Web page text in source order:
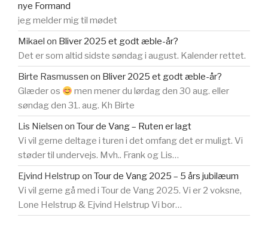
nye Formand
jeg melder mig til mødet
Mikael on Bliver 2025 et godt æble-år?
Det er som altid sidste søndag i august. Kalender rettet.
Birte Rasmussen on Bliver 2025 et godt æble-år?
Glæder os
men mener du lørdag den 30 aug. eller
søndag den 31. aug. Kh Birte
Lis Nielsen on Tour de Vang – Ruten er lagt
Vi vil gerne deltage i turen i det omfang det er muligt. Vi
støder til undervejs. Mvh.. Frank og Lis…
Ejvind Helstrup on Tour de Vang 2025 – 5 års jubilæum
Vi vil gerne gå med i Tour de Vang 2025. Vi er 2 voksne,
Lone Helstrup & Ejvind Helstrup Vi bor…